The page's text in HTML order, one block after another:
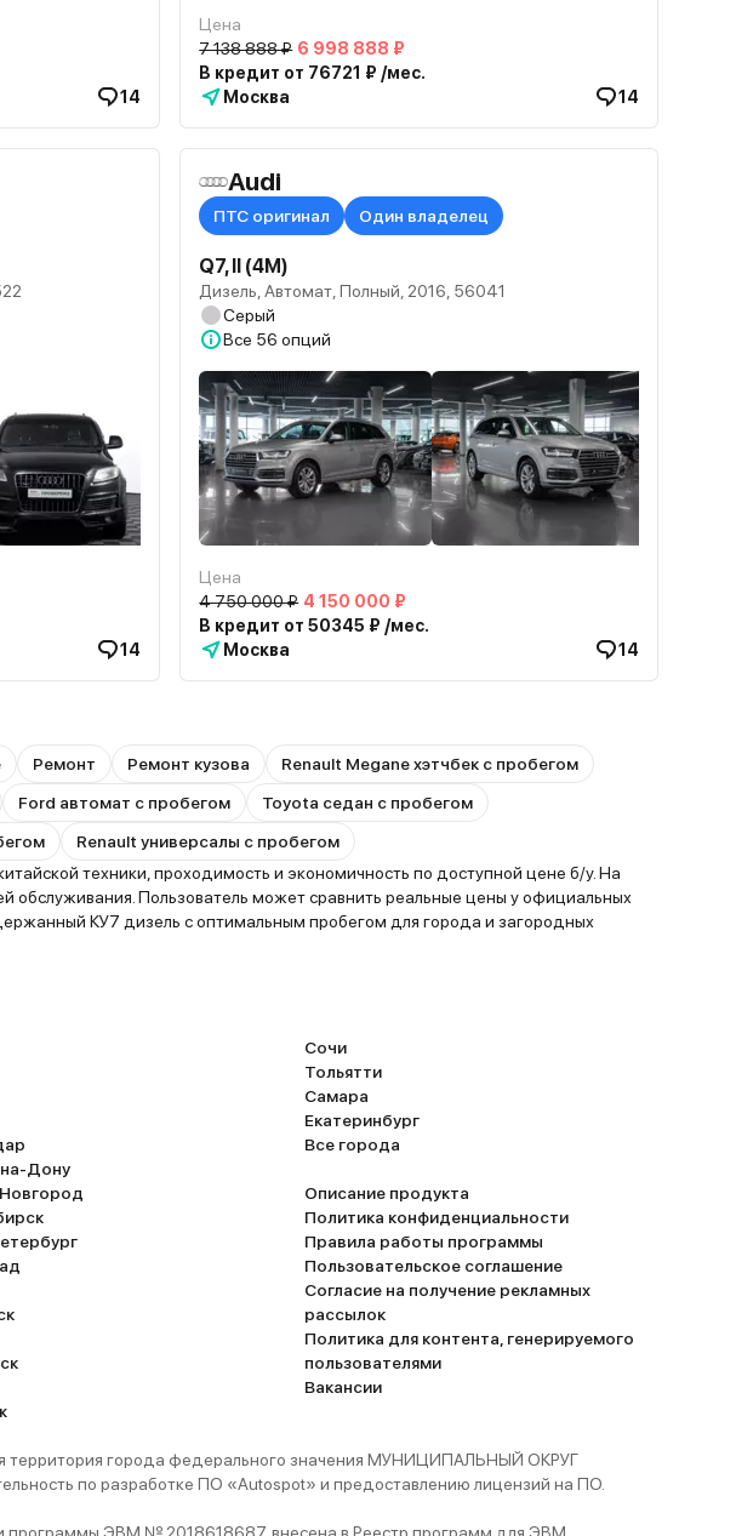
14
Цена
7 138 888 ₽ 6 998 888 ₽
В кредит от 76721 ₽ /мес.
Москва
14
14
Audi
ПТС оригинал Один владелец
Q7, II (4M)
Дизель, Автомат, Полный, 2016, 56041
Серый
Все 56 опций
Цена
4 750 000 ₽ 4 150 000 ₽
В кредит от 50345 ₽ /мес.
Москва
14
Ремонт Ремонт кузова
Renault Megane хэтчбек с пробегом
Ford автомат с пробегом
Toyota седан с пробегом
Renault универсалы с пробегом
техники, проходимость и экономичность по доступной цене б/у. На
Пользователь может сравнить реальные цены у официальных
КУ7 дизель с оптимальным пробегом для города и загородных
Дону
Сочи
Тольятти
Самара
Екатеринбург
Все города
Описание продукта
Политика конфиденциальности
Правила работы программы
Пользовательское соглашение
Согласие на получение рекламных
рассылок
Политика для контента, генерируемого
пользователями
Вакансии
города федерального значения МУНИЦИПАЛЬНЫЙ ОКРУГ
по разработке ПО «Autospot» и предоставлению лицензий на ПО.